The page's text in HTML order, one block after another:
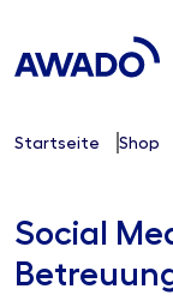
Startseite Shop
Social